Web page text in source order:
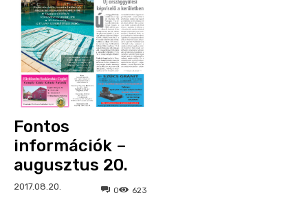
Fontos
információk –
augusztus 20.
2017.08.20. 623
0